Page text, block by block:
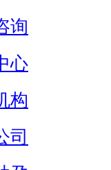
询
心
构
司